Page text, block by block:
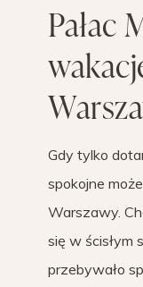
Pałac
Gdy tylko
spokojne
Warszawy.
się w ścisłym
przebywało